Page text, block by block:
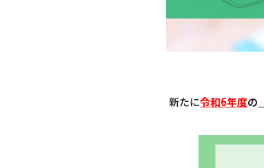
新たに令和6年度の